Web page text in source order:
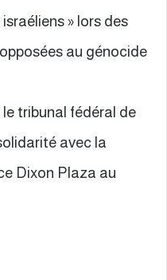
» lors des
au génocide
tribunal fédéral de
avec la
Dixon Plaza au